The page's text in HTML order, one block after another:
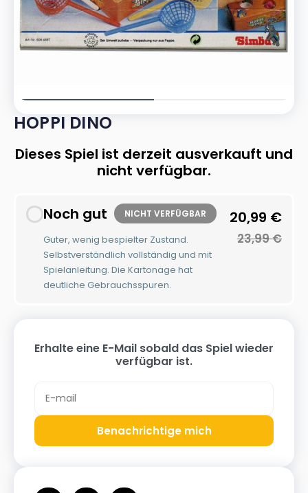
HOPPI DINO
Dieses Spiel ist derzeit ausverkauft und
nicht verfügbar.
Noch gut NICHT VERFÜGBAR
Guter, wenig bespielter Zustand.
Selbstverständlich vollständig und mit
Spielanleitung. Die Kartonage hat
deutliche Gebrauchsspuren.
20,99 €
23,99€
Erhalte eine E-Mail sobald das Spiel wieder
verfügbar ist.
Benachrichtige mich